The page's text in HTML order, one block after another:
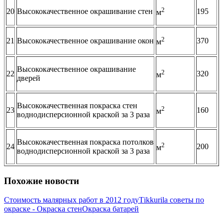
20 Высококачественное окрашивание стен м2 195
21 Высококачественное окрашивание окон м2 370
22
Высококачественное окрашивание
дверей
м2 320
23
Высококачественная покраска стен
воднодисперсионной краской за 3 раза
м2 160
24
Высококачественная покраска потолков
воднодисперсионной краской за 3 раза
м2 200
Похожие новости
Стоимость малярных работ в 2012 годуТikkurila советы по
окраске - Окраска стенОкраска батарей